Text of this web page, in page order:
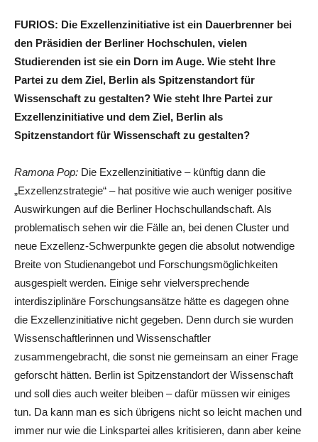
FURIOS: Die Exzellenzinitiative ist ein Dauerbrenner bei
den Präsidien der Berliner Hochschulen, vielen
Studierenden ist sie ein Dorn im Auge. Wie steht Ihre
Partei zu dem Ziel, Berlin als Spitzenstandort für
Wissenschaft zu gestalten? Wie steht Ihre Partei zur
Exzellenzinitiative und dem Ziel, Berlin als
Spitzenstandort für Wissenschaft zu gestalten?
Ramona Pop: Die Exzellenzinitiative – künftig dann die
„Exzellenzstrategie“ – hat positive wie auch weniger positive
Auswirkungen auf die Berliner Hochschullandschaft. Als
problematisch sehen wir die Fälle an, bei denen Cluster und
neue Exzellenz-Schwerpunkte gegen die absolut notwendige
Breite von Studienangebot und Forschungsmöglichkeiten
ausgespielt werden. Einige sehr vielversprechende
interdisziplinäre Forschungsansätze hätte es dagegen ohne
die Exzellenzinitiative nicht gegeben. Denn durch sie wurden
Wissenschaftlerinnen und Wissenschaftler
zusammengebracht, die sonst nie gemeinsam an einer Frage
geforscht hätten. Berlin ist Spitzenstandort der Wissenschaft
und soll dies auch weiter bleiben – dafür müssen wir einiges
tun. Da kann man es sich übrigens nicht so leicht machen und
immer nur wie die Linkspartei alles kritisieren, dann aber keine